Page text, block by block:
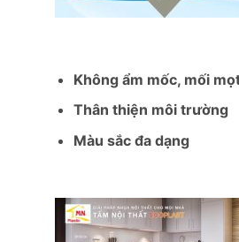
Không ẩm mốc, mối
Thân thiện môi trường
Màu sắc đa dạng